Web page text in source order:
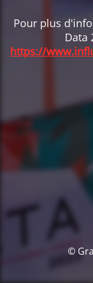
Pour plus
Data
https://
©